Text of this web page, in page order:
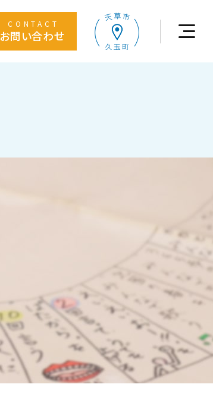
お問い合わせ
CONTACT